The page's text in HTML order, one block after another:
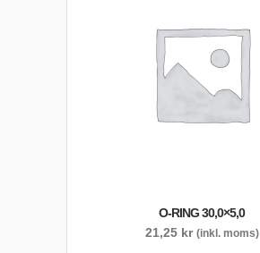
O-RING 30,0×5,0
21,25 kr (inkl. moms)